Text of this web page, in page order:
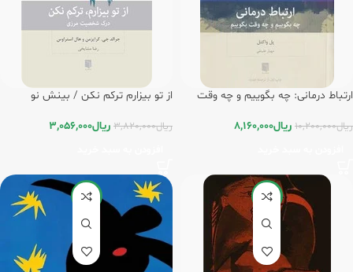
ارتباط درمانی: چه بگوییم و چه وقت
ریال10,200,000 ریال8,160,000
از تو بیزارم ترکم نکن / بینش نو
ریال3,820,000 ریال3,056,000
-20%
-20%